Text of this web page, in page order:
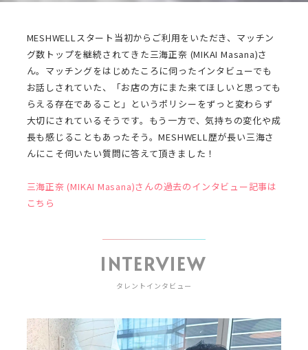
MESHWELLスタート当初からご利用をいただき、マッチン
グ数トップを継続されてきた三海正奈 (MIKAI Masana)さ
ん。マッチングをはじめたころに伺ったインタビューでも
お話しされていた、「お店の方にまた来てほしいと思っても
らえる存在であること」というポリシーをずっと変わらず
大切にされているそうです。もう一方で、気持ちの変化や成
長も感じることもあったそう。MESHWELL歴が長い三海さ
んにこそ伺いたい質問に答えて頂きました！
三海正奈 (MIKAI Masana)さんの過去のインタビュー記事は
こちら
INTERVIEW
タレントインタビュー